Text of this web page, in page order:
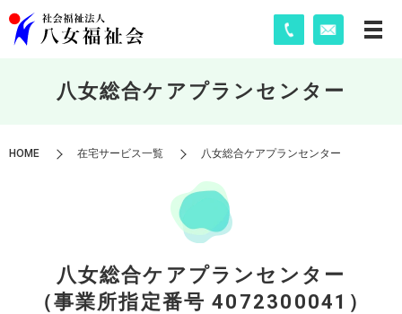
八女総合ケアプランセンター
HOME 在宅サービス一覧 八女総合ケアプランセンター
八女総合ケアプランセンター
（事業所指定番号 4072300041）